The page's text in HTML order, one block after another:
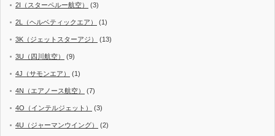
2I（スターペルー航空） (3)
2L（ヘルベティックエア） (1)
3K（ジェットスターアジ） (13)
3U（四川航空） (9)
4J（サモンエア） (1)
4N（エアノース航空） (7)
4O（インテルジェット） (3)
4U（ジャーマンウイング） (2)